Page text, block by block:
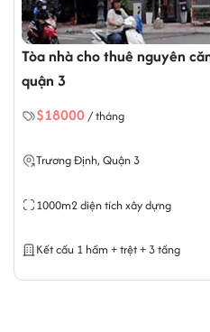
căn tại đường Trương Định